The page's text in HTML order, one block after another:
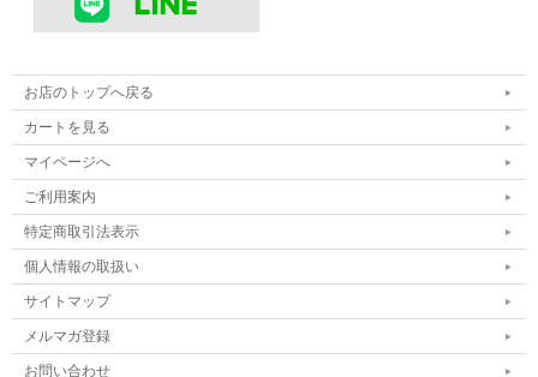
お店のトップへ戻る
カートを見る
マイページへ
ご利用案内
特定商取引法表示
個人情報の取扱い
サイトマップ
メルマガ登録
お問い合わせ